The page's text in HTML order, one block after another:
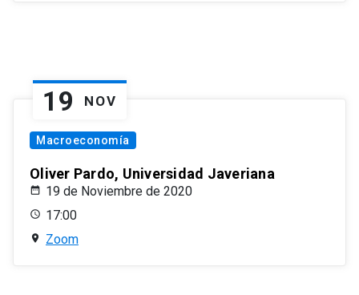
19 NOV
Macroeconomía
Oliver Pardo, Universidad Javeriana
19 de Noviembre de 2020
17:00
Zoom